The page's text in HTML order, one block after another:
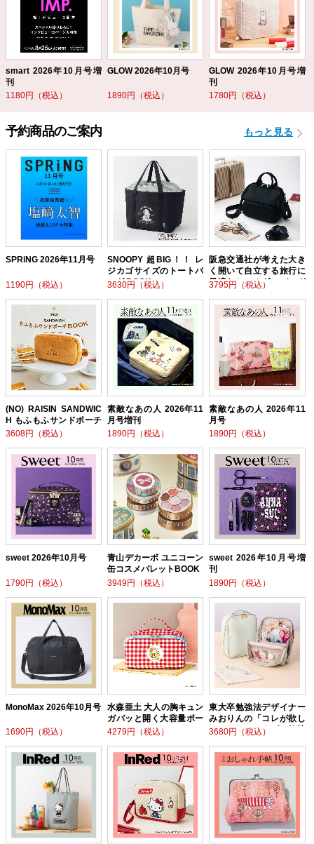
smart 2026年10月号増
刊
1180円（税込）
GLOW 2026年10月号
1890円（税込）
GLOW 2026年10月号増
刊
1780円（税込）
予約商品のご案内 もっと見る
SPRiNG 2026年11月号
1190円（税込）
SNOOPY 超BIG！！ レ
ジカゴサイズのトートバ
ッグ BOOK
3630円（税込）
阪急交通社が考えた大き
く開いて自立する旅行に
最適なショルダーバッグ
3795円（税込）
(NO) RAISIN SANDWIC
H もふもふサンドポーチ
BOOK
3608円（税込）
素敵なあの人 2026年11
月号増刊
1890円（税込）
素敵なあの人 2026年11
月号
1890円（税込）
sweet 2026年10月号
1790円（税込）
青山デカーボ ユニコーン
缶コスメパレットBOOK
3949円（税込）
sweet 2026年10月号増
刊
1890円（税込）
MonoMax 2026年10月号
1690円（税込）
水森亜土 大人の胸キュン
ガバッと開く大容量ポー
チ BOOK
4279円（税込）
東大卒勉強法デザイナー
みおりんの「コレが欲し
かった！」ごきげん勉強
3680円（税込）